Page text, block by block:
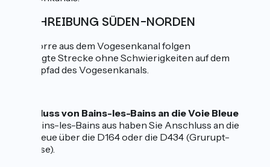
BESCHREIBUNG SÜDEN-NORDEN
Von Corre aus dem Vogesenkanal folgen
Angelegte Strecke ohne Schwierigkeiten auf dem
Treidelpfad des Vogesenkanals.
Anschluss von Bains-les-Bains an die Voie Bleue
Von Bains-les-Bains aus haben Sie Anschluss an die
Voie Bleue über die D164 oder die D434 (Grurupt-
Schleuse).